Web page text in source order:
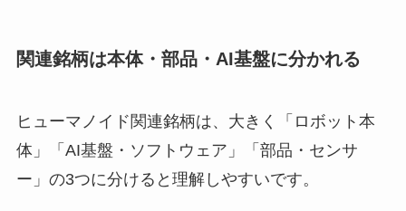
関連銘柄は本体・部品・AI基盤に分かれる
ヒューマノイド関連銘柄は、大きく「ロボット本
体」「AI基盤・ソフトウェア」「部品・センサ
ー」の3つに分けると理解しやすいです。